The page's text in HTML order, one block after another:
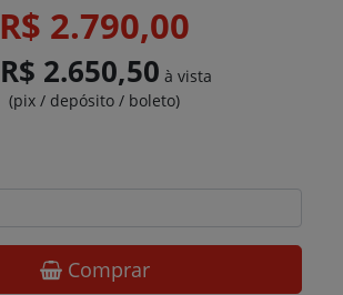
R$ 2.790,00
R$ 2.650,50 à vista
(pix / depósito / boleto)
Comprar